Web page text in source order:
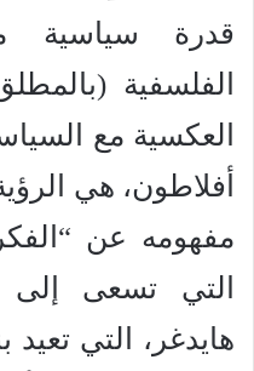
قدرة سياسية
الفلسفية
العكسية مع
أفلاطون، هي
مفهومه عن
التي تسعى إلى
هايدغر، التي تعيد